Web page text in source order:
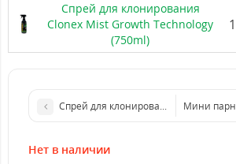
Спрей для клонирования
Clonex Mist Growth Technology
(750ml)
Спрей для клонирования Clonex Mist
Мини
Нет в наличии